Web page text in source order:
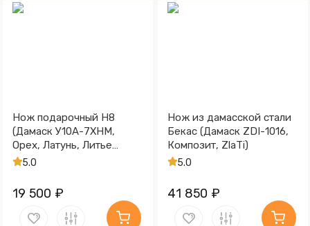
Нож подарочный Н8
(Дамаск У10А-7ХНМ,
Орех, Латунь, Литье
Медведь, Золочение
5.0
19 500 ₽
Нож из дамасской стали
Бекас (Дамаск ZDI-1016,
Композит, ZlaTi)
5.0
41 850 ₽